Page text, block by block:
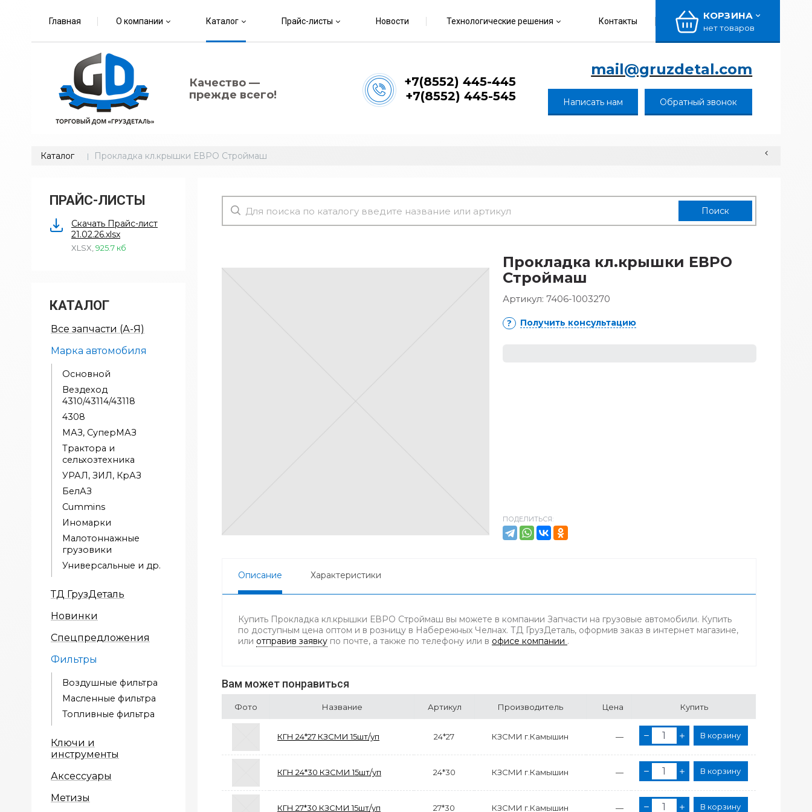
Главная О компании Каталог Прайс-листы Новости Технологические решения Контакты КОРЗИНА
нет товаров
Качество —
прежде всего!
+7(8552) 445-445
+7(8552) 445-545
mail@gruzdetal.com
Написать нам Обратный звонок
Каталог Прокладка кл.крышки ЕВРО Строймаш
ПРАЙС-ЛИСТЫ
Скачать Прайс-лист
21.02.26.xlsx
XLSX 925.7 кб
КАТАЛОГ
Все запчасти (А-Я)
Марка автомобиля
Основной
Вездеход
4310/43114/43118
4308
МАЗ, СуперМАЗ
Трактора и
сельхозтехника
УРАЛ, ЗИЛ, КрАЗ
БелАЗ
Cummins
Иномарки
Малотоннажные
грузовики
Универсальные и др.
ТД ГрузДеталь
Новинки
Спецпредложения
Фильтры
Воздушные фильтра
Масленные фильтра
Топливные фильтра
Ключи и
инструменты
Аксессуары
Метизы
Прокладка кл.крышки ЕВРО
Строймаш
Артикул: 7406-1003270
Получить консультацию
ПОДЕЛИТЬСЯ:
Описание Характеристики
Купить Прокладка кл.крышки ЕВРО Строймаш вы можете в компании Запчасти на грузовые автомобили. Купить
по доступным цена оптом и в розницу в Набережных Челнах. ТД ГрузДеталь, оформив заказ в интернет магазине,
или отправив заявку по почте, а также по телефону или в офисе компании .
Вам может понравиться
Фото Название Артикул Производитель Цена Купить
КГН 24*27 КЗСМИ 15шт/уп 24*27 КЗСМИ г.Камышин — В корзину
КГН 24*30 КЗСМИ 15шт/уп 24*30 КЗСМИ г.Камышин — В корзину
КГН 27*30 КЗСМИ 15шт/уп 27*30 КЗСМИ г.Камышин — В корзину